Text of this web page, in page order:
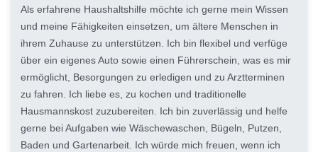
Als erfahrene Haushaltshilfe möchte ich gerne mein Wissen
und meine Fähigkeiten einsetzen, um ältere Menschen in
ihrem Zuhause zu unterstützen. Ich bin flexibel und verfüge
über ein eigenes Auto sowie einen Führerschein, was es mir
ermöglicht, Besorgungen zu erledigen und zu Arztterminen
zu fahren. Ich liebe es, zu kochen und traditionelle
Hausmannskost zuzubereiten. Ich bin zuverlässig und helfe
gerne bei Aufgaben wie Wäschewaschen, Bügeln, Putzen,
Baden und Gartenarbeit. Ich würde mich freuen, wenn ich